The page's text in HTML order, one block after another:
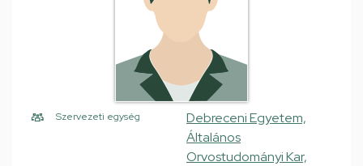
Szervezeti egység
Debreceni Egyetem,
Általános
Orvostudományi Kar,